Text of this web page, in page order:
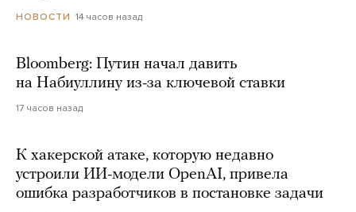
НОВОСТИ 14 часов назад
Bloomberg: Путин начал давить
на Набиуллину из-за ключевой ставки
17 часов назад
К хакерской атаке, которую недавно
устроили ИИ-модели OpenAI, привела
ошибка разработчиков в постановке задачи